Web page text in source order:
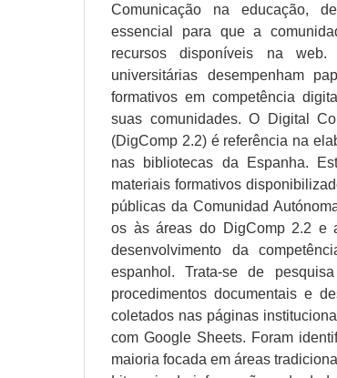
Comunicação na educação,
essencial para que a
recursos disponíveis na
universitárias desempenham
formativos em competência
suas comunidades. O Digital
(DigComp 2.2) é referência na
nas bibliotecas da Espanha.
materiais formativos
públicas da Comunidad
os às áreas do DigComp 2.2 e
desenvolvimento da
espanhol. Trata-se de
procedimentos documentais e
coletados nas páginas
com Google Sheets. Foram
maioria focada em áreas